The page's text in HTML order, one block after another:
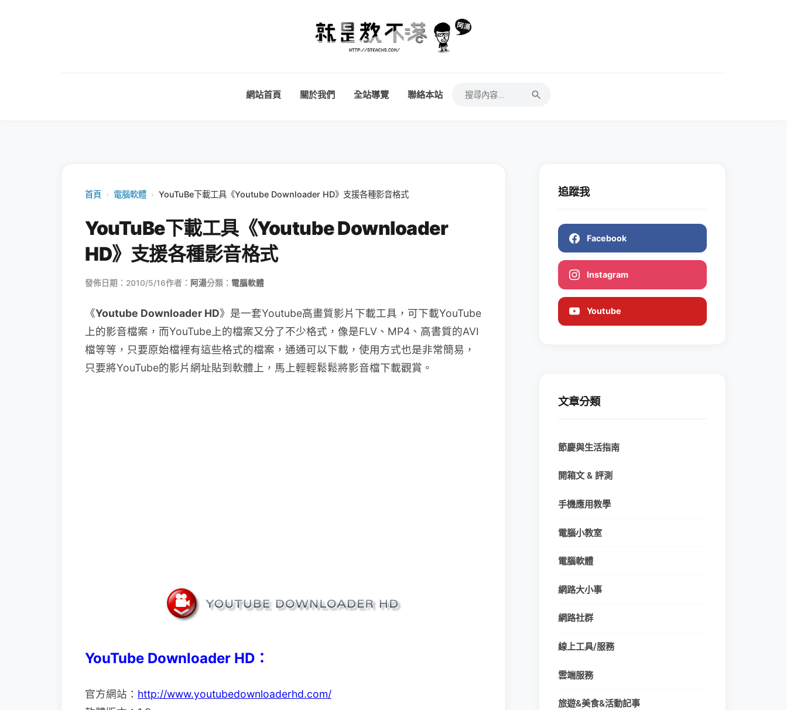
網站首頁 關於我們 全站導覽 聯絡本站
首頁 › 電腦軟體 › YouTuBe下載工具《Youtube Downloader HD》支援各種影音格式
YouTuBe下載工具《Youtube Downloader
HD》支援各種影音格式
發佈日期：2010/5/16作者： 阿湯分類： 電腦軟體
《Youtube Downloader HD》是一套Youtube高畫質影片下載工具，可下載YouTube
上的影音檔案，而YouTube上的檔案又分了不少格式，像是FLV、MP4、高書質的AVI
檔等等，只要原始檔裡有這些格式的檔案，通通可以下載，使用方式也是非常簡易，
只要將YouTube的影片網址貼到軟體上，馬上輕輕鬆鬆將影音檔下載觀賞。
YouTube Downloader HD：
官方網站： http://www.youtubedownloaderhd.com/
追蹤我
Facebook
Instagram
Youtube
文章分類
節慶與生活指南
開箱文 & 評測
手機應用教學
電腦小教室
電腦軟體
網路大小事
網路社群
線上工具/服務
雲端服務
旅遊&美食&活動記事